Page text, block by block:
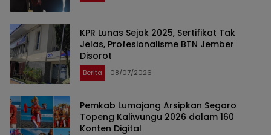
KPR Lunas Sejak 2025, Sertifikat Tak
Jelas, Profesionalisme BTN Jember
Disorot
Berita 08/07/2026
Pemkab Lumajang Arsipkan Segoro
Topeng Kaliwungu 2026 dalam 160
Konten Digital